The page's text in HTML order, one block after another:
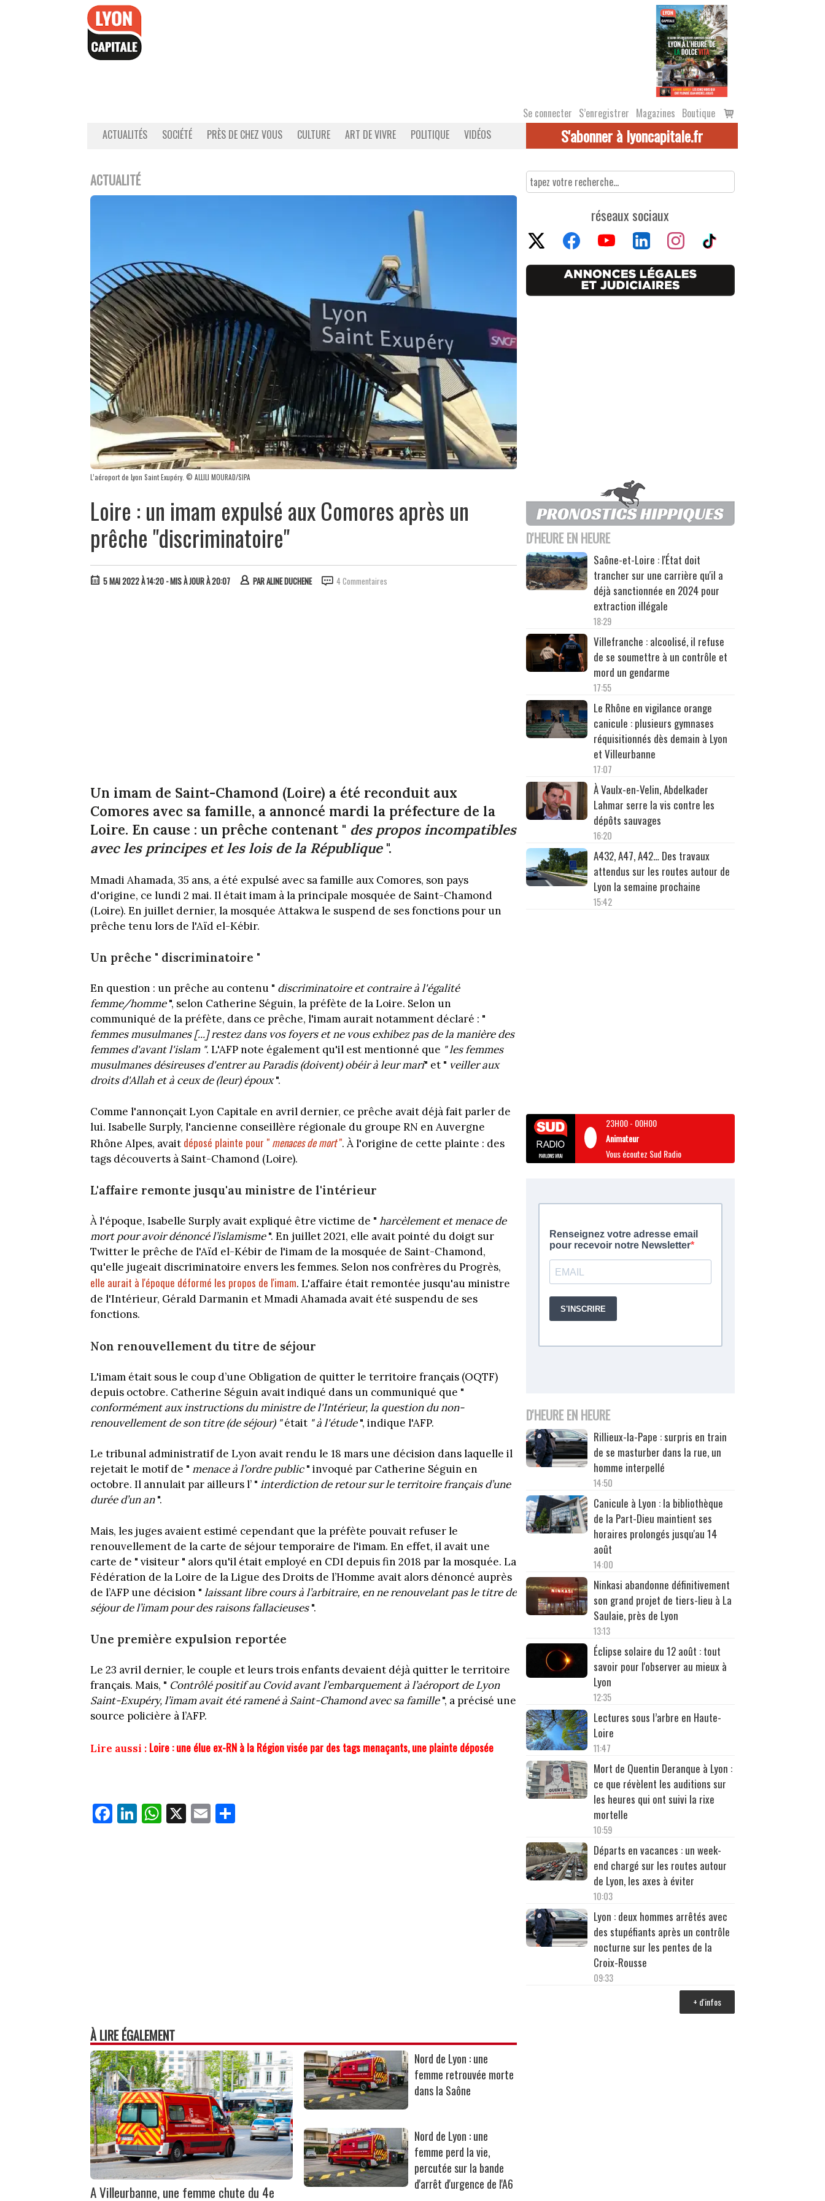
Se connecter S’enregistrer Magazines Boutique
Voir
le
ACTUALITÉS SOCIÉTÉ PRÈS DE CHEZ VOUS CULTURE ART DE VIVRE POLITIQUE VIDÉOS S'abonner à lyoncapitale.fr
ACTUALITÉ
L’aéroport de Lyon Saint Exupéry. © ALLILI MOURAD/SIPA
Loire : un imam expulsé aux Comores après un
prêche "discriminatoire"
5 MAI 2022 À 14:20 - MIS À JOUR À 20:07 PARALINE DUCHENE 4 Commentaires
Un imam de Saint-Chamond (Loire) a été reconduit aux
Comores avec sa famille, a annoncé mardi la préfecture de la
Loire. En cause : un prêche contenant " des propos incompatibles
avec les principes et les lois de la République ".
Mmadi Ahamada, 35 ans, a été expulsé avec sa famille aux Comores, son pays
d'origine, ce lundi 2 mai. Il était imam à la principale mosquée de Saint-Chamond
(Loire). En juillet dernier, la mosquée Attakwa le suspend de ses fonctions pour un
prêche tenu lors de l'Aïd el-Kébir.
Un prêche " discriminatoire "
En question : un prêche au contenu " discriminatoire et contraire à l'égalité
femme/homme", selon Catherine Séguin, la préfète de la Loire. Selon un
communiqué de la préfète, dans ce prêche, l'imam aurait notamment déclaré : "
femmes musulmanes [...] restez dans vos foyers et ne vous exhibez pas de la manière des
femmes d'avant l'islam ". L'AFP note également qu'il est mentionné que " les femmes
musulmanesdésireuses d'entrer au Paradis (doivent) obéir à leur mari" et " veiller aux
droits d'Allah et à ceux de (leur) époux".
Comme l'annonçait Lyon Capitale en avril dernier, ce prêche avait déjà fait parler de
lui. Isabelle Surply, l'ancienne conseillère régionale du groupe RN en Auvergne
Rhône Alpes, avait déposé plainte pour " menaces de mort". À l'origine de cette plainte : des
tags découverts à Saint-Chamond (Loire).
L'affaire remonte jusqu'au ministre de l'intérieur
À l'époque, Isabelle Surply avait expliqué être victime de " harcèlement et menace de
mort pour avoir dénoncé l’islamisme". En juillet 2021, elle avait pointé du doigt sur
Twitter le prêche de l'Aïd el-Kébir de l'imam de la mosquée de Saint-Chamond,
qu'elle jugeait discriminatoire envers les femmes. Selon nos confrères du Progrès,
elle aurait à l'époque déformé les propos de l'imam. L'affaire était remontée jusqu'au ministre
de l'Intérieur, Gérald Darmanin et Mmadi Ahamada avait été suspendu de ses
fonctions.
Non renouvellement du titre de séjour
L'imam était sous le coup d’une Obligation de quitter le territoire français (OQTF)
depuis octobre. Catherine Séguin avait indiqué dans un communiqué que "
conformément aux instructions du ministre de l'Intérieur, la question du non-
renouvellement de son titre (de séjour) "était " à l'étude", indique l'AFP.
Le tribunal administratif de Lyon avait rendu le 18 mars une décision dans laquelle il
rejetait le motif de " menace à l’ordre public" invoqué par Catherine Séguin en
octobre. Il annulait par ailleurs l’ " interdiction de retour sur le territoire français d’une
durée d’un an".
Mais, les juges avaient estimé cependant que la préfète pouvait refuser le
renouvellement de la carte de séjour temporaire de l'imam. En effet, il avait une
carte de " visiteur " alors qu'il était employé en CDI depuis fin 2018 par la mosquée. La
Fédération de la Loire de la Ligue des Droits de l’Homme avait alors dénoncé auprès
de l’AFP une décision " laissant libre cours à l’arbitraire, en ne renouvelant pas le titre de
séjour de l’imam pour des raisons fallacieuses".
Une première expulsion reportée
Le 23 avril dernier, le couple et leurs trois enfants devaient déjà quitter le territoire
français. Mais, " Contrôlé positif au Covid avant l’embarquement à l’aéroport de Lyon
Saint-Exupéry, l’imam avait été ramené à Saint-Chamond avec sa famille", a précisé une
source policière à l’AFP.
Lire aussi : Loire : une élue ex-RN à la Région visée par des tags menaçants, une plainte déposée
Fa
ce
Li
nk
W
ha
X E
m
À LIRE ÉGALEMENT
A Villeurbanne, une femme chute du 4e
Nord de Lyon : une
femme retrouvée morte
dans la Saône
Nord de Lyon : une
femme perd la vie,
percutée sur la bande
d'arrêt d'urgence de l'A6
réseaux sociaux
D'HEURE EN HEURE
Saône-et-Loire : l'État doit
trancher sur une carrière qu'il a
déjà sanctionnée en 2024 pour
extraction illégale
18:29
Villefranche : alcoolisé, il refuse
de se soumettre à un contrôle et
mord un gendarme
17:55
Le Rhône en vigilance orange
canicule : plusieurs gymnases
réquisitionnés dès demain à Lyon
et Villeurbanne
17:07
À Vaulx-en-Velin, Abdelkader
Lahmar serre la vis contre les
dépôts sauvages
16:20
A432, A47, A42… Des travaux
attendus sur les routes autour de
Lyon la semaine prochaine
15:42
23H00- 00H00
Animateur
Vous écoutez Sud Radio
D'HEURE EN HEURE
Rillieux-la-Pape : surpris en train
de se masturber dans la rue, un
homme interpellé
14:50
Canicule à Lyon : la bibliothèque
de la Part-Dieu maintient ses
horaires prolongés jusqu'au 14
août
14:00
Ninkasi abandonne définitivement
son grand projet de tiers-lieu à La
Saulaie, près de Lyon
13:13
Éclipse solaire du 12 août : tout
savoir pour l'observer au mieux à
Lyon
12:35
Lectures sous l’arbre en Haute-
Loire
11:47
Mort de Quentin Deranque à Lyon :
ce que révèlent les auditions sur
les heures qui ont suivi la rixe
mortelle
10:59
Départs en vacances : un week-
end chargé sur les routes autour
de Lyon, les axes à éviter
10:03
Lyon : deux hommes arrêtés avec
des stupéfiants après un contrôle
nocturne sur les pentes de la
Croix-Rousse
09:33
+ d'infos